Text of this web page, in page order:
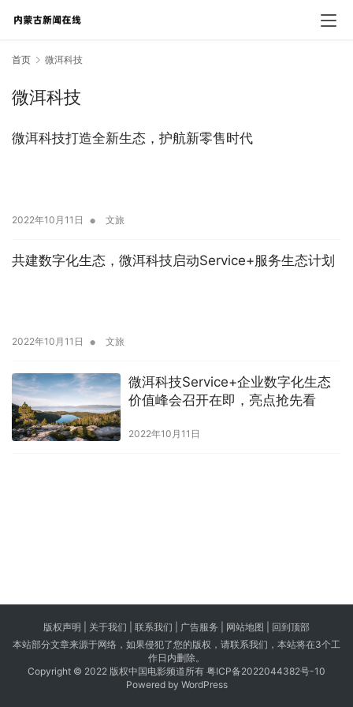
首页 微洱科技
微洱科技
微洱科技打造全新生态，护航新零售时代
2022年10月11日 • 文旅
共建数字化生态，微洱科技启动Service+服务生态计划
2022年10月11日 • 文旅
微洱科技Service+企业数字化生态
价值峰会召开在即，亮点抢先看
2022年10月11日
版权声明 | 关于我们 联系我们 | 广告服务 | 网站地图 | 回到顶部
本站部分文章来源于网络，如果侵犯了您的版权，请联系我们，本站将在3个工
作日内删除。
Copyright © 2022 版权中国电影频道所有 粤ICP备2022044382号-10
Powered by WordPress